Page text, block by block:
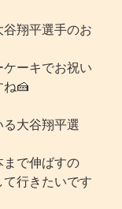
翔平選手のお
ーキでお祝い
ね🍰
大谷翔平選
で伸ばすの
行きたいです